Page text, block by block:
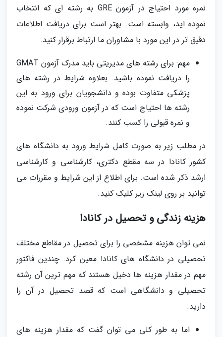
نمره مورد احتیاج در آزمون GRE به رشته ای که انتخاب
نموده اید، وابسته است. بهتر است برای دریافت اطلاعات
دقیق تر در این مورد با مشاوران ما ارتباط برقرار کنید.
مهم: برای رشته های مدیریتی باید مدرک آزمون GMAT
را دریافت نموده باشید. بعلاوه شرایط در رشته های
پزشکی متفاوت بوده و دانشجویان برای ورود به این
رشته ها احتیاج است که در آزمون ورودی شرکت نموده
و نمره قبولی را کسب کنند.
در مطلب زیر به صورت کامل شرایط ورود به دانشگاه های
کشور کانادا در سه مقطع دکتری، کارشناسی و کارشناسی
ارشد ذکر شده است. برای اطلاع از این شرایط و مقررات می
توانید بر روی لینک زیر کلیک کنید.
هزینه زندگی و تحصیل در کانادا
نمی توان هزینه مشخصی را برای تحصیل در مقاطع مختلف
تحصیلی در دانشگاه های کانادا معین کرد. چندین فاکتور
مهم در مقدار هزینه ها دخیل هستند که مهم ترین آن رشته
تحصیلی و دانشگاهی است که قصد تحصیل در آن را
دارید.
اما به طور کلی می توان گفت که مقدار هزینه های